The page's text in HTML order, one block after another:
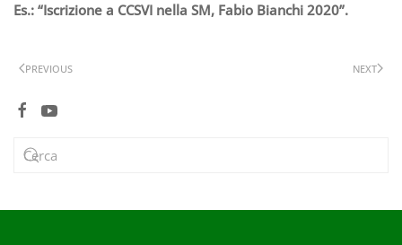
Es.: “Iscrizione a CCSVI nella SM, Fabio Bianchi 2020”.
PREVIOUS NEXT